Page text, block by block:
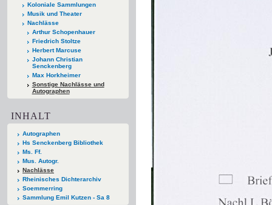
Koloniale Sammlungen
Musik und Theater
Nachlässe
Arthur Schopenhauer
Friedrich Stoltze
Herbert Marcuse
Johann Christian
Senckenberg
Max Horkheimer
Sonstige Nachlässe und
Autographen
INHALT
Autographen
Hs Senckenberg Bibliothek
Ms. Ff.
Mus. Autogr.
Nachlässe
Rheinisches Dichterarchiv
Soemmerring
Sammlung Emil Kutzen - Sa 8